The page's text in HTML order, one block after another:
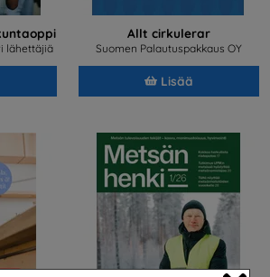
lähettäjiä
Allt cirkulerar
Suomen Palautuspakkaus OY
Lisää